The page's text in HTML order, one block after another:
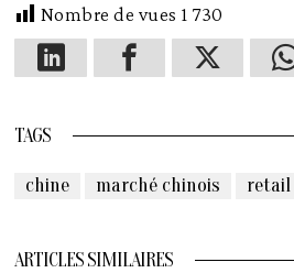
Nombre de vues 1 730
TAGS
chine marché chinois retail
ARTICLES SIMILAIRES